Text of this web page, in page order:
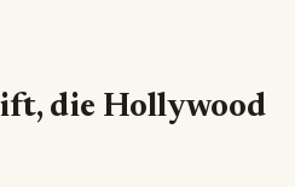
die Hollywood